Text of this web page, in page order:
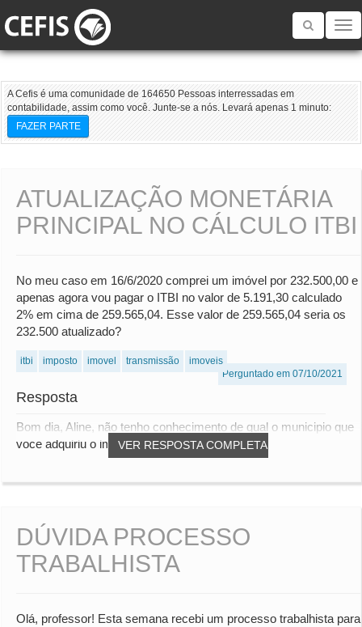
Toggle
A Cefis é uma comunidade de 164650 Pessoas interressadas em
contabilidade, assim como você. Junte-se a nós. Levará apenas 1 minuto:
FAZER PARTE
ATUALIZAÇÃO MONETÁRIA
PRINCIPAL NO CÁLCULO ITBI
No meu caso em 16/6/2020 comprei um imóvel por 232.500,00 e
apenas agora vou pagar o ITBI no valor de 5.191,30 calculado
2% em cima de 259.565,04. Esse valor de 259.565,04 seria os
232.500 atualizado?
itbi imposto imovel transmissão
imoveis
Perguntado em 07/10/2021
Resposta
VER RESPOSTA COMPLETA
Bom dia, Aline, não tenho conhecimento de qual o municipio que
voce adquiriu o imovel, mas em regra...
DÚVIDA PROCESSO
TRABALHISTA
Olá, professor! Esta semana recebi um processo trabalhista para